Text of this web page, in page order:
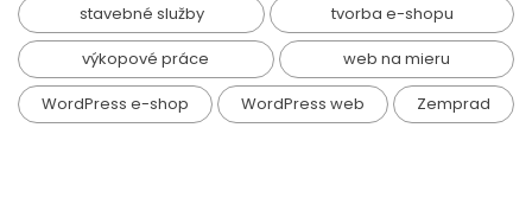
stavebné služby
tvorba e-shopu
výkopové práce
web na mieru
WordPress e-shop
WordPress web Zemprad